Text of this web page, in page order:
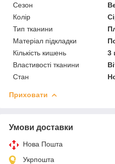
Сезон
Колір
Тип тканини
Матеріал підкладки
Кількість кишень
3
Властивості тканини
Стан
Приховати
Умови доставки
Нова Пошта
Укрпошта